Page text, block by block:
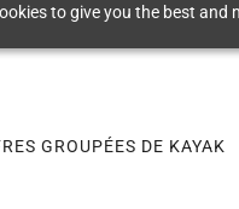
to give you the best
GROUPÉES DE KAYAK